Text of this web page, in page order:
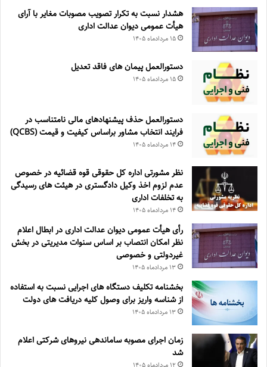
هشدار نسبت به تکرار تصویب مصوبات مغایر با آرای
هیأت عمومی دیوان عدالت اداری
۱۵ مرداد‌ماه ۱۴۰۵
دستورالعمل پیمان های فاقد تعدیل
۱۵ مرداد‌ماه ۱۴۰۵
دستورالعمل حذف پيشنهادهای مالی نامتناسب در
فرايند انتخاب مشاور براساس كيفيت و قيمت (QCBS)
۱۴ مرداد‌ماه ۱۴۰۵
نظر مشورتی اداره کل حقوقی قوه قضائیه در خصوص
عدم لزوم اخذ وکیل دادگستری در هیئت های رسیدگی
به تخلفات اداری
۱۴ مرداد‌ماه ۱۴۰۵
رأی هیأت عمومی دیوان عدالت اداری در ابطال اعلام
نظر امکان انتصاب بر اساس سنوات مدیریتی در بخش
غیردولتی و خصوصی
۱۳ مرداد‌ماه ۱۴۰۵
بخشنامه تکلیف دستگاه های اجرایی نسبت به استفاده
از شناسه واریز برای وصول کلیه دریافت های دولت
۱۳ مرداد‌ماه ۱۴۰۵
زمان اجرای مصوبه ساماندهی نیروهای شرکتی اعلام
شد